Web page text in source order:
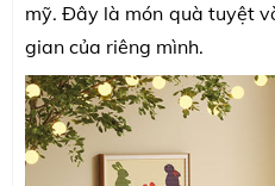
mỹ. Đây là món quà tuyệt
gian của riêng mình.